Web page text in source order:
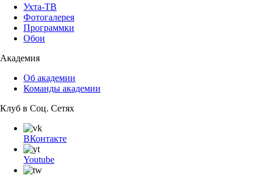
Ухта-ТВ
Фотогалерея
Программки
Обои
Академия
Об академии
Команды академии
Клуб в Соц. Сетях
ВКонтакте
Youtube